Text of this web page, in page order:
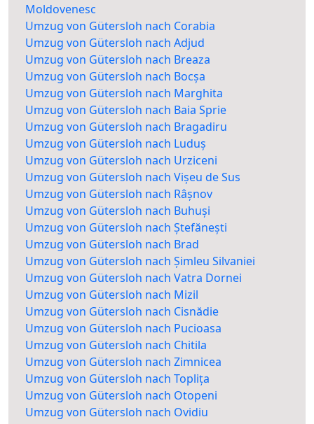
Moldovenesc
Umzug von Gütersloh nach Corabia
Umzug von Gütersloh nach Adjud
Umzug von Gütersloh nach Breaza
Umzug von Gütersloh nach Bocșa
Umzug von Gütersloh nach Marghita
Umzug von Gütersloh nach Baia Sprie
Umzug von Gütersloh nach Bragadiru
Umzug von Gütersloh nach Luduș
Umzug von Gütersloh nach Urziceni
Umzug von Gütersloh nach Vișeu de Sus
Umzug von Gütersloh nach Râșnov
Umzug von Gütersloh nach Buhuși
Umzug von Gütersloh nach Ștefănești
Umzug von Gütersloh nach Brad
Umzug von Gütersloh nach Șimleu Silvaniei
Umzug von Gütersloh nach Vatra Dornei
Umzug von Gütersloh nach Mizil
Umzug von Gütersloh nach Cisnădie
Umzug von Gütersloh nach Pucioasa
Umzug von Gütersloh nach Chitila
Umzug von Gütersloh nach Zimnicea
Umzug von Gütersloh nach Toplița
Umzug von Gütersloh nach Otopeni
Umzug von Gütersloh nach Ovidiu